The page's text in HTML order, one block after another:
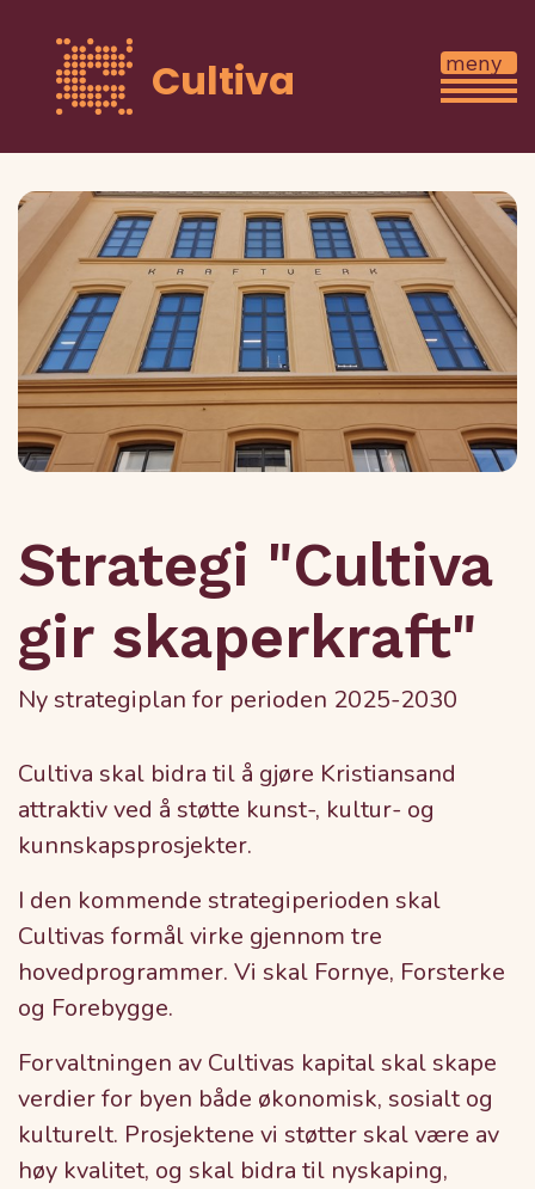
Cultiva
Strategi "Cultiva
gir skaperkraft"
Ny strategiplan for perioden 2025-2030
Cultiva skal bidra til å gjøre Kristiansand
attraktiv ved å støtte kunst-, kultur- og
kunnskapsprosjekter.
I den kommende strategiperioden skal
Cultivas formål virke gjennom tre
hovedprogrammer. Vi skal Fornye, Forsterke
og Forebygge.
Forvaltningen av Cultivas kapital skal skape
verdier for byen både økonomisk, sosialt og
kulturelt. Prosjektene vi støtter skal være av
høy kvalitet, og skal bidra til nyskaping,